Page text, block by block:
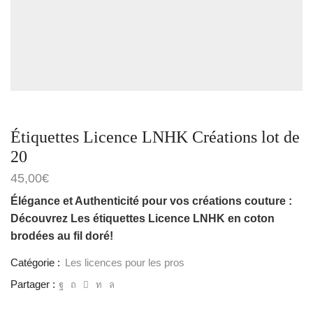
Étiquettes Licence LNHK Créations lot de
20
45,00€
Élégance et Authenticité pour vos créations couture :
Découvrez Les étiquettes Licence LNHK en coton
brodées au fil doré!
Catégorie :
Les licences pour les pros
Partager :